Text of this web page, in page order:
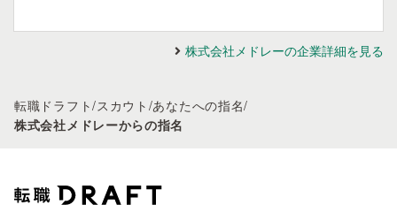
株式会社メドレーの企業詳細を見る
転職ドラフト/スカウト /あなたへの指名/
株式会社メドレーからの指名